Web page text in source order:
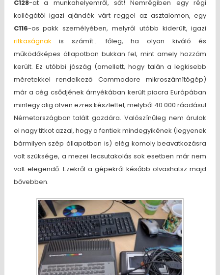
C128-at a munkahelyemről, sőt! Nemrégiben egy régi
kollégától igazi ajándék várt reggel az asztalomon, egy
C116-os pakk személyében, melyről utóbb kiderült, igazi
ritkaságnak is számít… főleg, ha olyan kiváló és
működőképes állapotban bukkan fel, mint amely hozzám
került. Ez utóbbi jószág (amellett, hogy talán a legkisebb
méretekkel rendelkező Commodore mikroszámítógép)
már a cég csődjének árnyékában került piacra Európában
mintegy alig ötven ezres készlettel, melyből 40.000 ráadásul
Németországban talált gazdára. Valószínűleg nem árulok
el nagy titkot azzal, hogy a fentiek mindegyikének (legyenek
bármilyen szép állapotban is) elég komoly beavatkozásra
volt szüksége, a mezei lecsutakolás sok esetben már nem
volt elegendő. Ezekről a gépekről később olvashatsz majd
bővebben.